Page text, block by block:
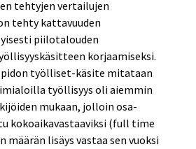
tehtyjen vertailujen
tehty kattavuuden
piilotalouden
korjaamiseksi.
työlliset-käsite mitataan
työllisyys oli aiemmin
mukaan, jolloin osa-
kokoaikavastaaviksi (full time
määrän lisäys vastaa sen vuoksi